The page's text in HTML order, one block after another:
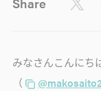
みなさんこんにち
（